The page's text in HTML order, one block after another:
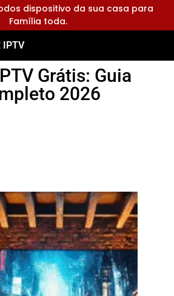
dispositivo da sua casa para
Família toda.
IPTV
Grátis: Guia
2026